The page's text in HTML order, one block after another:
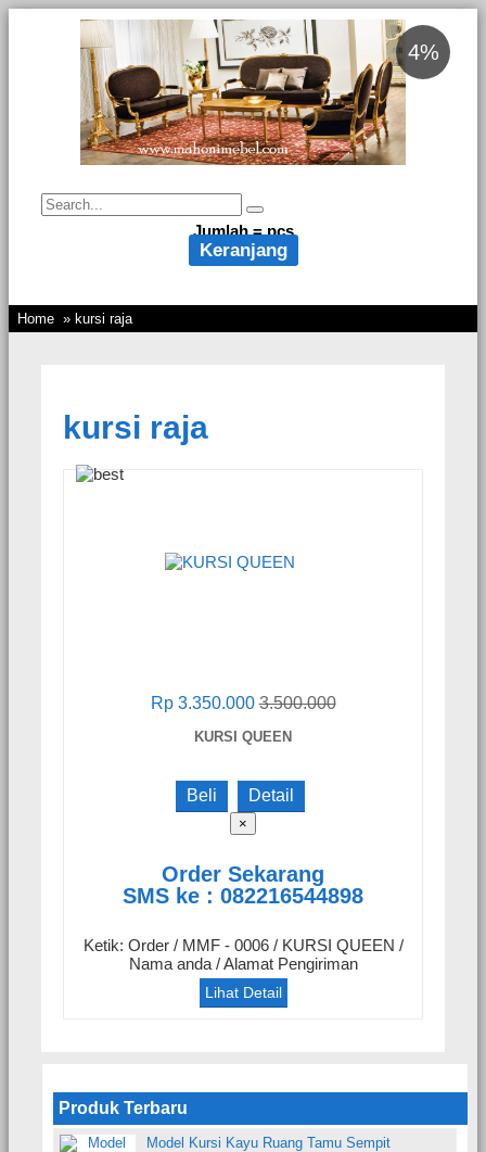
Jumlah =pcs
Keranjang
Home » kursi raja
kursi raja
4%
Rp 3.350.0003.500.000
KURSI QUEEN
Beli Detail
×
Order Sekarang
SMS ke : 082216544898
Ketik: Order / MMF - 0006 / KURSI QUEEN /
Nama anda / Alamat Pengiriman
Lihat Detail
Produk Terbaru
Model Kursi Kayu Ruang Tamu Sempit